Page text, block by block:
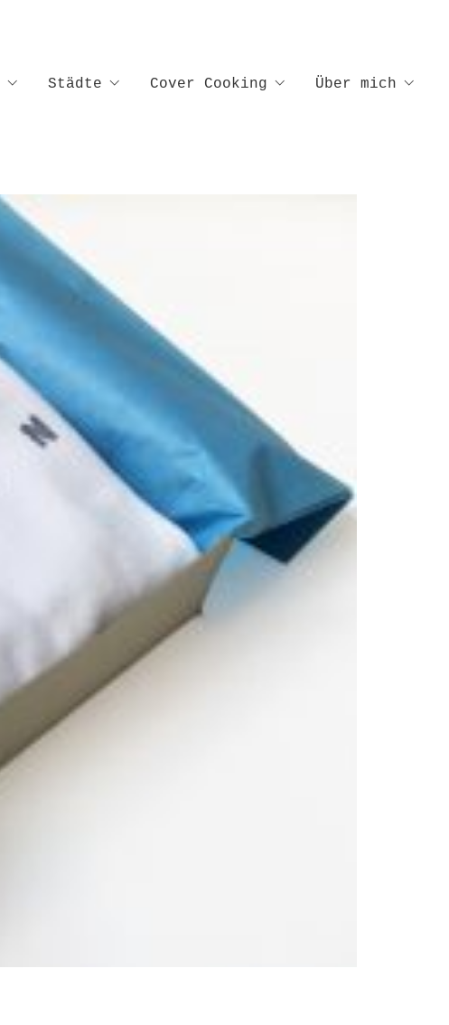
Städte Cover Cooking Über mich